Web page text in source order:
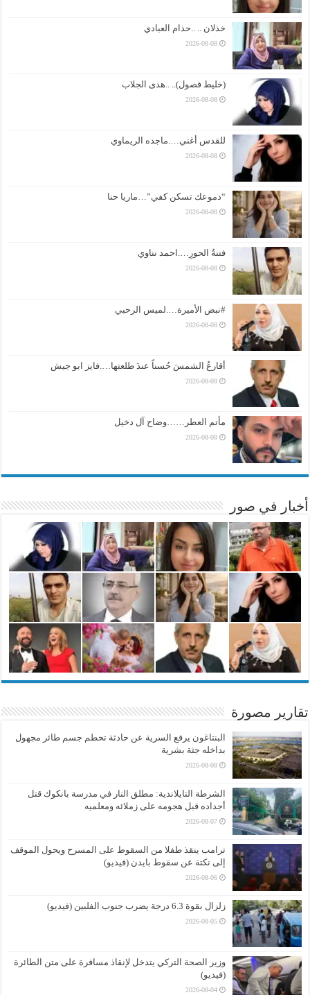
خذلان .. ..حذام العبادي
2026-08-08
(خليط فصول).. ..هدى الجلاب
2026-08-08
للقدس أغني….ماجده الريماوي
2026-08-08
“دموعك تسكن كفي”…ماريا حنا
2026-08-08
فتنةُ الحورِ….احمد نناوي
2026-08-08
#نبض الأميرة….لميس الرحبي
2026-08-08
أقارعُ الشمسَ حُسناً عندَ طلعتها….فايز ابو جيش
2026-08-08
مأتم العطر……وضاح آل دخيل
2026-08-08
أخبار في صور
تقارير مصورة
البنتاغون يرفع السرية عن حادثة تحطم جسم طائر مجهول
بداخله جثة بشرية
2026-08-08
الشرطة التايلاندية: مطلق النار في مدرسة بانكوك قتل
أجداده قبل هجومه على زملائه ومعلميه
2026-08-07
ترامب ينقذ طفلا من السقوط على المسرح ويحول الموقف
إلى نكتة عن سقوط بايدن (فيديو)
2026-08-06
زلزال بقوة 6.3 درجة يضرب جنوب الفلبين (فيديو)
2026-08-05
وزير الصحة التركي يتدخل لإنقاذ مسافرة على متن الطائرة
(فيديو)
2026-08-04